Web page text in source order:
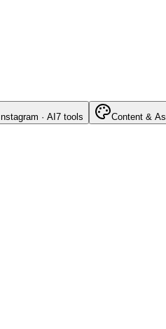
Instagram · AI 7 tools Content &